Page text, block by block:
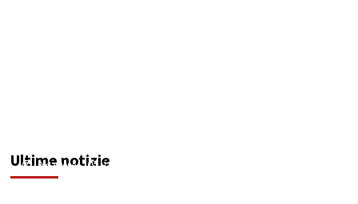
Ultime notizie
Redazione 11/06/2026